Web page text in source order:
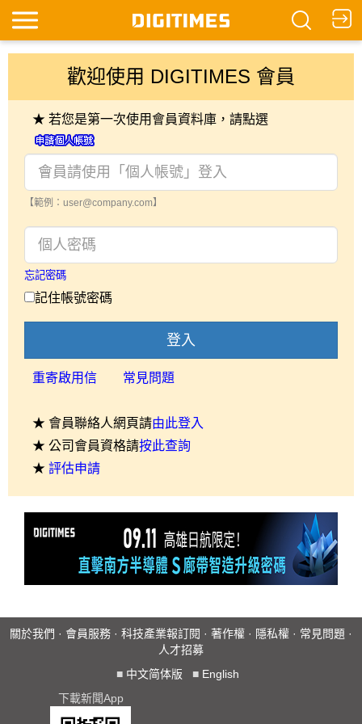
歡迎使用 DIGITIMES 會員
★ 若您是第一次使用會員資料庫，請點選
【範例：user@company.com】
忘記密碼
記住帳號密碼
登入
重寄啟用信 常見問題
★ 會員聯絡人網頁請由此登入
★ 公司會員資格請按此查詢
★ 評估申請
關於我們 · 會員服務 · 科技產業報訂閱 · 著作權 · 隱私權 · 常見問題 ·
人才招募
■ 中文简体版 ■ English
下載新聞App